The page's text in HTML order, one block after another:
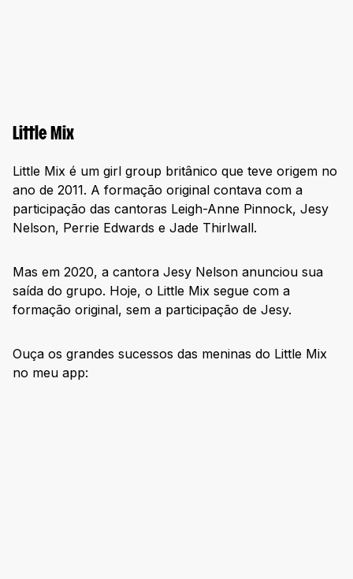
Little Mix
Little Mix é um girl group britânico que teve origem no
ano de 2011. A formação original contava com a
participação das cantoras Leigh-Anne Pinnock, Jesy
Nelson, Perrie Edwards e Jade Thirlwall.
Mas em 2020, a cantora Jesy Nelson anunciou sua
saída do grupo. Hoje, o Little Mix segue com a
formação original, sem a participação de Jesy.
Ouça os grandes sucessos das meninas do Little Mix
no meu app: